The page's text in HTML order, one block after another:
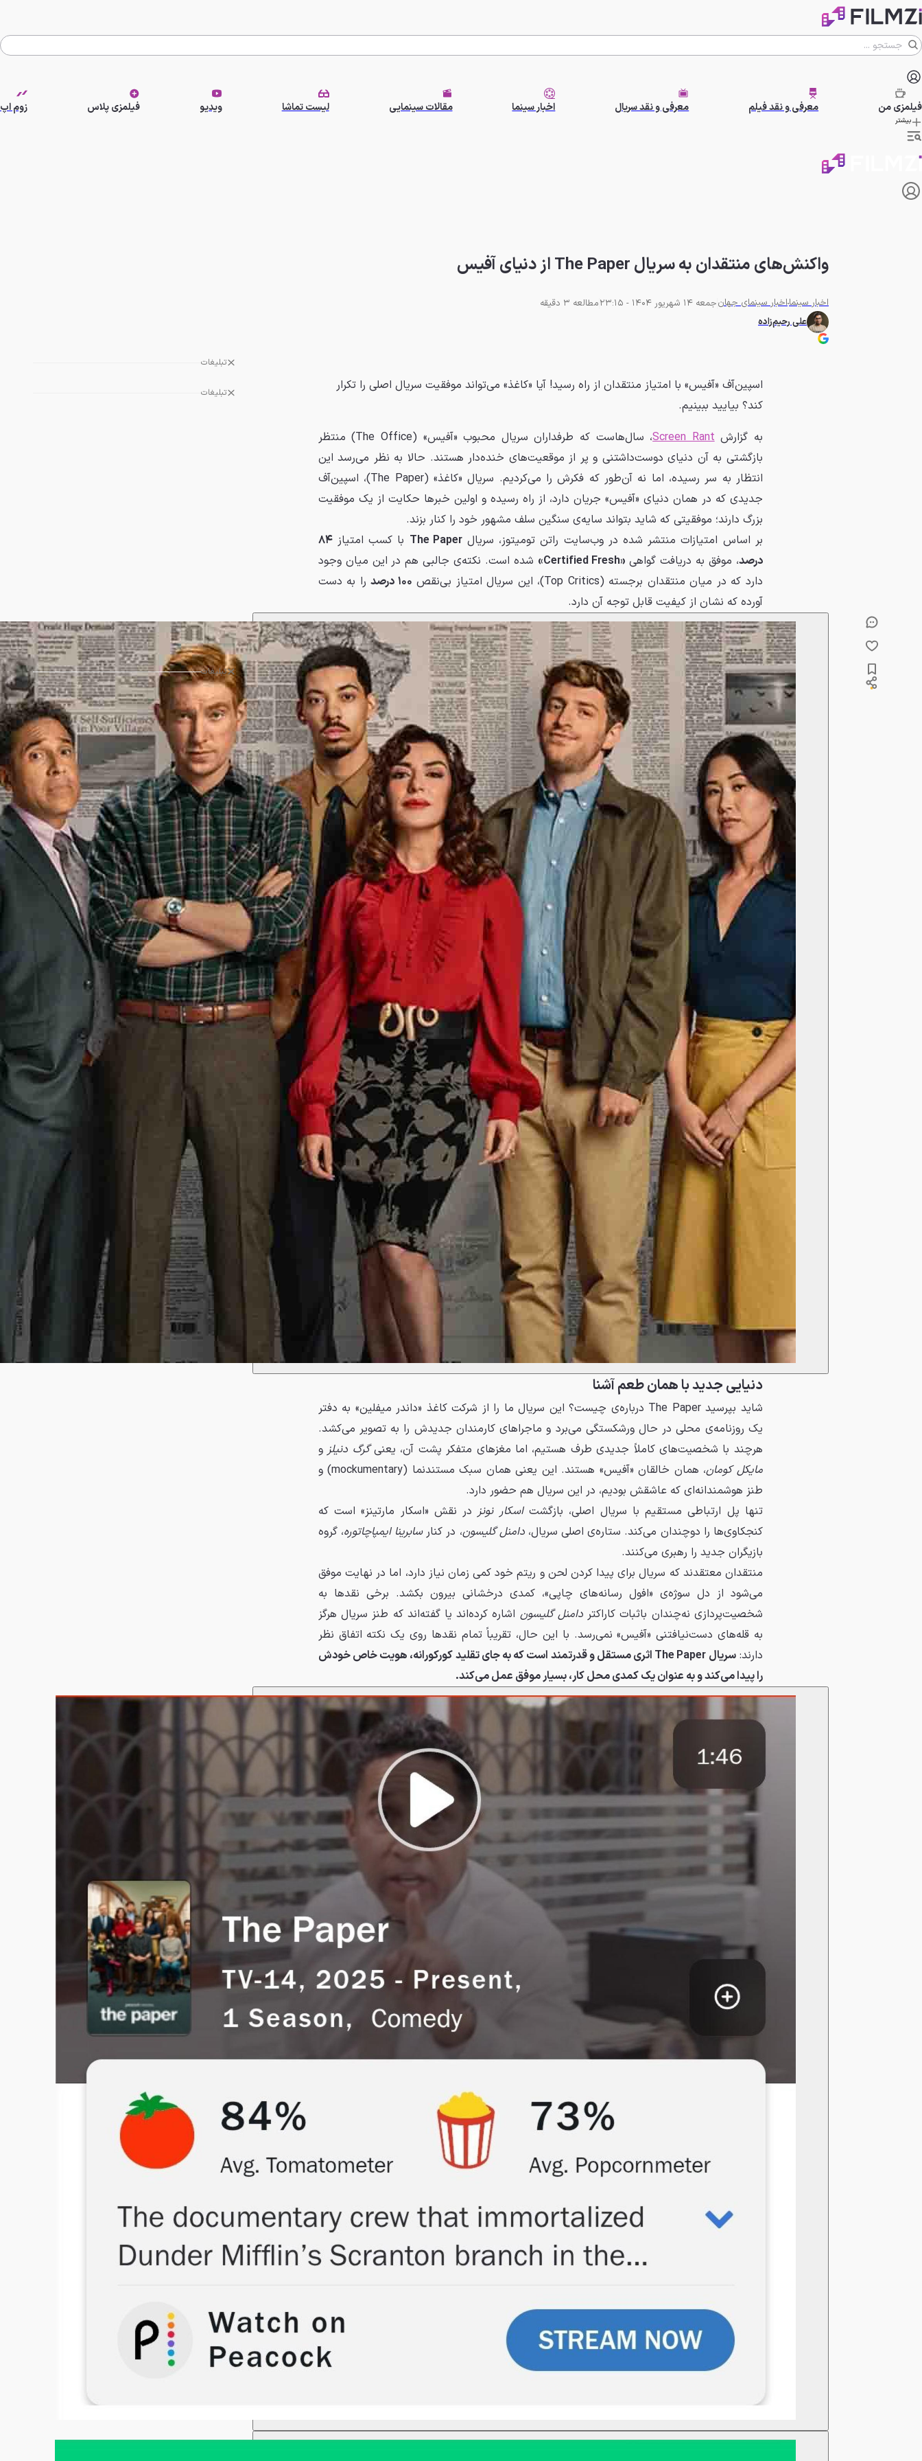
فیلمزیمن معرفی و نقد فیلم معرفی و نقد سریال اخبار سینما مقالات سینمایی لیست تماشا ویدیو فیلمزی پلاس زوم اپ
بیشتر
واکنش‌های منتقدان به سریال The Paper از دنیای آفیس
اخبار سینمااخبار سینمای جهانجمعه 14 شهریور 1404 - 23:15
مطالعه 3 دقیقه
علی رحیم‌زاده
تبلیغات
تبلیغات
تبلیغات
اسپین‌آف «آفیس» با امتیاز منتقدان از راه رسید! آیا «کاغذ» می‌تواند موفقیت سریال اصلی را تکرار
کند؟ بیایید ببینیم.
به گزارشScreen Rant
، سال‌هاست که طرفداران سریال محبوب «آفیس» (The Office) منتظر
بازگشتی به آن دنیای دوست‌داشتنی و پر از موقعیت‌های خنده‌دار هستند. حالا به نظر می‌رسد این
انتظار به سر رسیده، اما نه آن‌طور که فکرش را می‌کردیم. سریال «کاغذ» (The Paper)، اسپین‌آف
جدیدی که در همان دنیای «آفیس» جریان دارد، از راه رسیده و اولین خبرها حکایت از یک موفقیت
بزرگ دارند؛ موفقیتی که شاید بتواند سایه‌ی سنگین سلف مشهور خود را کنار بزند.
بر اساس امتیازات منتشر شده در وب‌سایت راتن تومیتوز، سریالThe Paper با کسب امتیاز۸۴
درصد، موفق به دریافت گواهی «Certified Fresh»
شده است. نکته‌ی جالبی هم در این میان وجود
دارد که در میان منتقدان برجسته (Top Critics)، این سریال امتیاز بی‌نقص
۱۰۰ درصد
را به دست
آورده که نشان از کیفیت قابل توجه آن دارد.
دنیایی جدید با همان طعم آشنا
شاید بپرسید The Paper درباره‌ی چیست؟ این سریال ما را از شرکت کاغذ «داندر میفلین» به دفتر
یک روزنامه‌ی محلی در حال ورشکستگی می‌برد و ماجراهای کارمندان جدیدش را به تصویر می‌کشد.
هرچند با شخصیت‌های کاملاً جدیدی طرف هستیم، اما مغزهای متفکر پشت آن، یعنیگرگ دنیلزو
مایکل کومان
، همان خالقان «آفیس» هستند. این یعنی همان سبک مستندنما (mockumentary) و
طنز هوشمندانه‌ای که عاشقش بودیم، در این سریال هم حضور دارد.
تنها پل ارتباطی مستقیم با سریال اصلی، بازگشتاسکار نونزدر نقش «اسکار مارتینز» است که
کنجکاوی‌ها را دوچندان می‌کند. ستاره‌ی اصلی سریال،دامنل گلیسون، در کنارسابرینا ایمپاچاتوره، گروه
بازیگران جدید را رهبری می‌کنند.
منتقدان معتقدند که سریال برای پیدا کردن لحن و ریتم خود کمی زمان نیاز دارد، اما در نهایت موفق
می‌شود از دل سوژه‌ی «افول رسانه‌های چاپی»، کمدی درخشانی بیرون بکشد. برخی نقدها به
شخصیت‌پردازی نه‌چندان باثبات کاراکتردامنل گلیسون اشاره کرده‌اند یا گفته‌اند که طنز سریال هرگز
به قله‌های دست‌نیافتنی «آفیس» نمی‌رسد. با این حال، تقریباً تمام نقدها روی یک نکته اتفاق نظر
دارند:
سریال The Paper اثری مستقل و قدرتمند است که به جای تقلید کورکورانه، هویت خاص خودش
را پیدا می‌کند و به عنوان یک کمدی محل کار، بسیار موفق عمل می‌کند.